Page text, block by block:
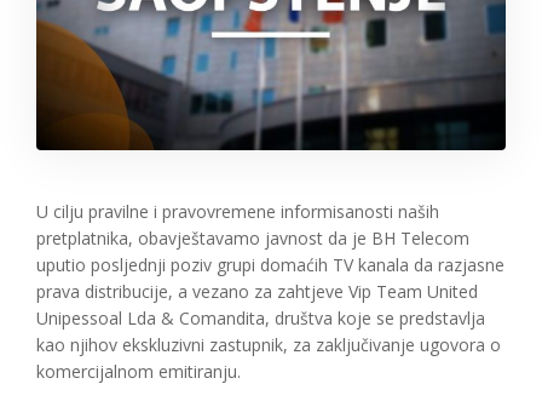
U cilju pravilne i pravovremene informisanosti naših
pretplatnika, obavještavamo javnost da je BH Telecom
uputio posljednji poziv grupi domaćih TV kanala da razjasne
prava distribucije, a vezano za zahtjeve Vip Team United
Unipessoal Lda & Comandita, društva koje se predstavlja
kao njihov ekskluzivni zastupnik, za zaključivanje ugovora o
komercijalnom emitiranju.